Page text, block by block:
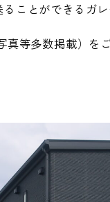
ことができるガ
等多数掲載）を